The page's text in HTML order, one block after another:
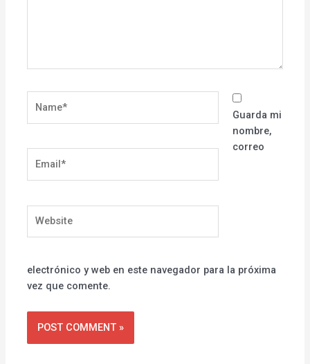
Guarda mi
nombre,
correo
electrónico y web en este navegador para la próxima
vez que comente.